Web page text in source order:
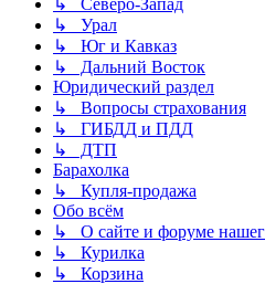
↳ Северо-Запад
↳ Урал
↳ Юг и Кавказ
↳ Дальний Восток
Юридический раздел
↳ Вопросы страхования
↳ ГИБДД и ПДД
↳ ДТП
Барахолка
↳ Купля-продажа
Обо всём
↳ О сайте и форуме
↳ Курилка
↳ Корзина